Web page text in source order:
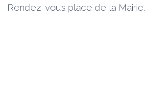
Rendez-vous place de la Mairie.